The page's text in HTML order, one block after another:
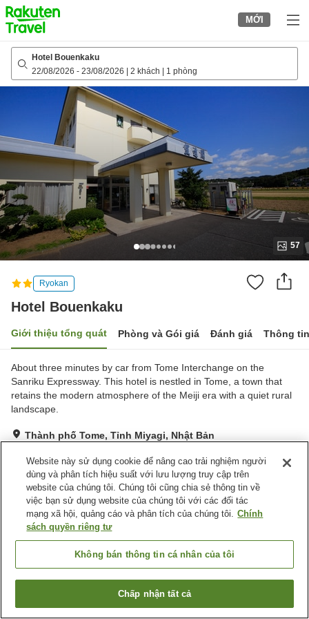
to
top
page
MỚI
Hotel Bouenkaku
22/08/2026 - 23/08/2026 2 khách 1 phòng
57
Ryokan
Hotel Bouenkaku
Giới thiệu tổng quát Phòng và Gói giá Đánh giá Thông
About three minutes by car from Tome Interchange on the
Sanriku Expressway. This hotel is nestled in Tome, a town that
retains the modern atmosphere of the Meiji era with a quiet rural
landscape.
Thành phố Tome, Tỉnh Miyagi, Nhật Bản
Tuyệt vời Đánh giá:7lượt
Tiện nghi chỗ nghỉ
Bãi đỗ xe
Trang chủ Nhật Bản Tỉnh Miyagi
Thành phố Tome
Tìm phòng trống
Website này sử dụng cookie để nâng cao trải nghiệm người
dùng và phân tích hiệu suất với lưu lượng truy cập trên
website của chúng tôi. Chúng tôi cũng chia sẻ thông tin về
việc bạn sử dụng website của chúng tôi với các đối tác
mạng xã hội, quảng cáo và phân tích của chúng tôi. Chính
sách quyền riêng tư
Không bán thông tin cá nhân của tôi
Chấp nhận tất cả